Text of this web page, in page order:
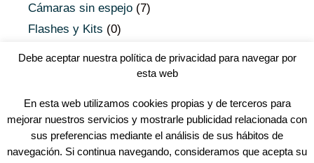
Cámaras sin espejo (7)
Flashes y Kits (0)
Youtubers
Debe aceptar nuestra política de privacidad para navegar por
esta web
En esta web utilizamos cookies propias y de terceros para
mejorar nuestros servicios y mostrarle publicidad relacionada con
sus preferencias mediante el análisis de sus hábitos de
navegación. Si continua navegando, consideramos que acepta su